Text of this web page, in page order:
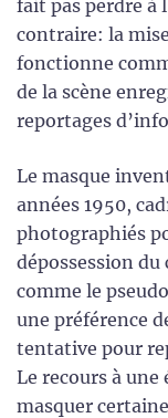
fait pas perdre à
contraire: la
fonctionne
de la scène
reportages
Le masque
années 1950,
photographiés
dépossession du
comme le
une préférence
tentative pour
Le recours à
masquer